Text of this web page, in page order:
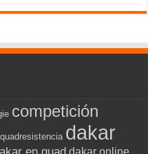
competición
dakar